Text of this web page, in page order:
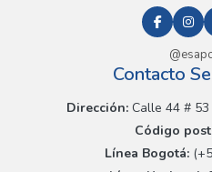
Contacto
Dirección:Calle 44 # 53
Código
Línea Bogotá: